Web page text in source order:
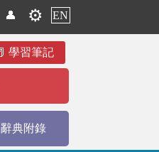
👤 ⚙️ EN
學習筆記
辭典附錄